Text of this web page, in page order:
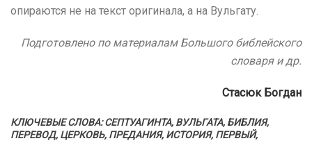
опираются не на текст оригинала, а на Вульгату.
Подготовлено по материалам Большого библейского
словаря и др.
Стасюк Богдан
КЛЮЧЕВЫЕ СЛОВА: СЕПТУАГИНТА, ВУЛЬГАТА, БИБЛИЯ,
ПЕРЕВОД, ЦЕРКОВЬ, ПРЕДАНИЯ, ИСТОРИЯ, ПЕРВЫЙ,